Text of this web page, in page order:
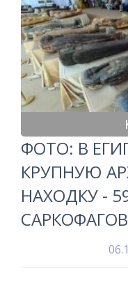
ФОТО: В
КРУПНУЮ
НАХОДКУ -
САРКОФАГОВ